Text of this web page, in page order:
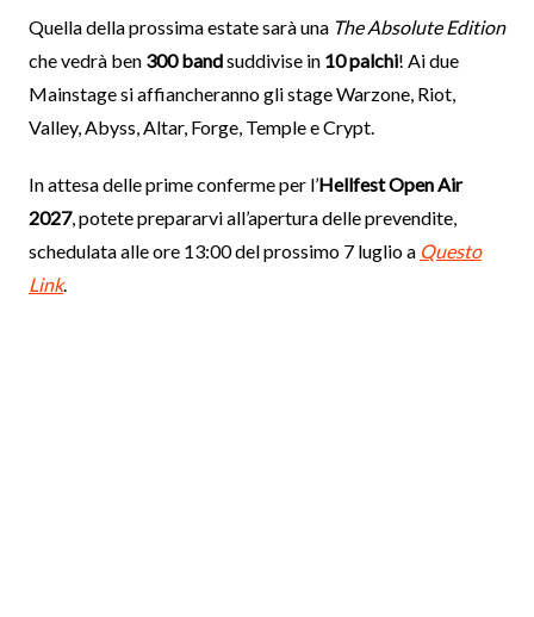
Quella della prossima estate sarà unaThe Absolute Edition
che vedrà ben 300 bandsuddivise in 10 palchi! Ai due
Mainstage si affiancheranno gli stage Warzone, Riot,
Valley, Abyss, Altar, Forge, Temple e Crypt.
In attesa delle prime conferme per l’Hellfest Open Air
2027, potete prepararvi all’apertura delle prevendite,
schedulata alle ore 13:00 del prossimo 7 luglio a Questo
Link.